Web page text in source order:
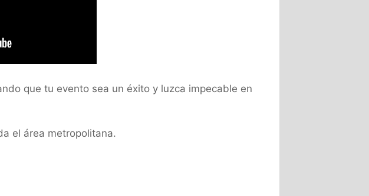
que tu evento sea un éxito y luzca impecable en
el área metropolitana.